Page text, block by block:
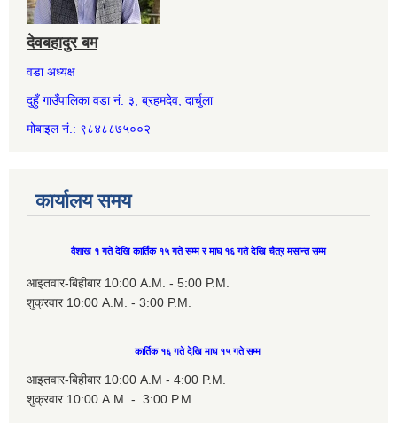
देवबहादुर बम
वडा अध्यक्ष
दुहुँ गाउँपालिका वडा नं. ३, ब्रहमदेव, दार्चुला
मोबाइल नं.: ९८४८८७५००२
कार्यालय समय
वैशाख १ गते देखि कार्तिक १५ गते सम्म र माघ १६ गते देखि चैत्र मसान्त सम्म
आइतवार-बिहीबार 10:00 A.M. - 5:00 P.M.
शुक्रवार 10:00 A.M. - 3:00 P.M.
कार्तिक १६ गते देखि माघ १५ गते सम्म
आइतवार-बिहीबार 10:00 A.M - 4:00 P.M.
शुक्रवार 10:00 A.M. - 3:00 P.M.